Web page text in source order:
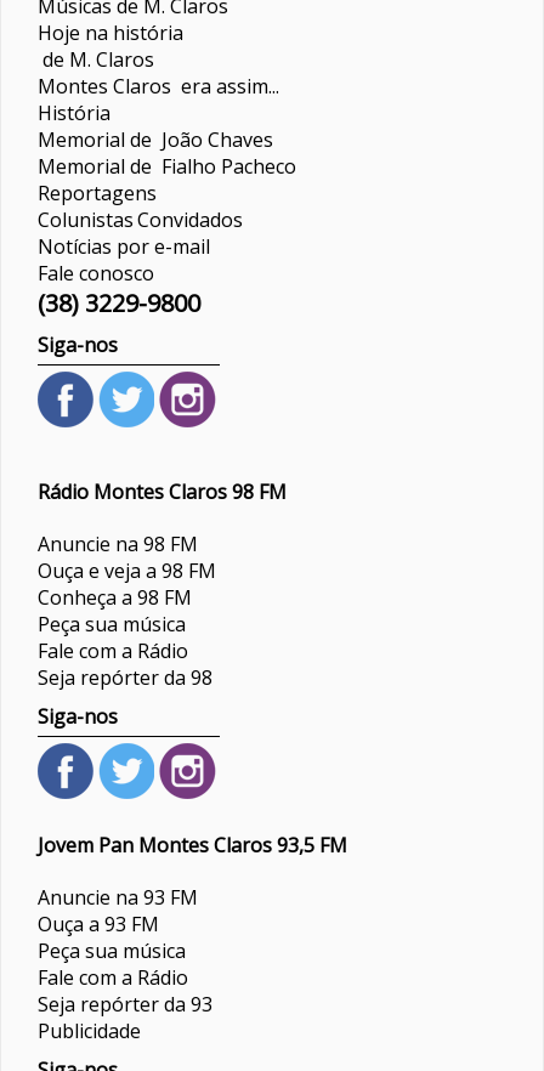
Músicas de M. Claros
Hoje na história
de M. Claros
Montes Claros era assim...
História
Memorial de João Chaves
Memorial de Fialho Pacheco
Reportagens
ColunistasConvidados
Notícias por e-mail
Fale conosco
(38) 3229-9800
Siga-nos
Rádio Montes Claros 98 FM
Anuncie na 98 FM
Ouça e veja a 98 FM
Conheça a 98 FM
Peça sua música
Fale com a Rádio
Seja repórter da 98
Siga-nos
Jovem Pan Montes Claros 93,5 FM
Anuncie na 93 FM
Ouça a 93 FM
Peça sua música
Fale com a Rádio
Seja repórter da 93
Publicidade